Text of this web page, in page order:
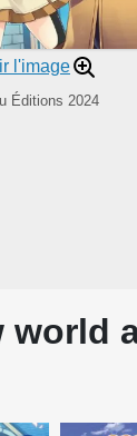
l'image
Éditions 2024
world